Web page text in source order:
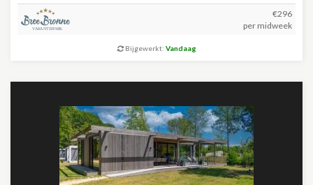
€296
per midweek
Bijgewerkt: Vandaag